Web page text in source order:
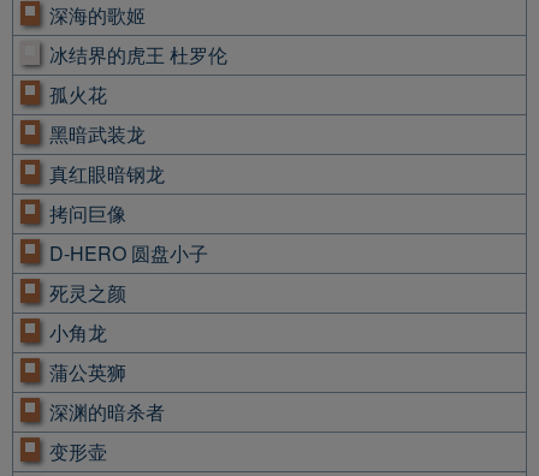
深海的歌姬
冰结界的虎王 杜罗伦
孤火花
黑暗武装龙
真红眼暗钢龙
拷问巨像
D-HERO 圆盘小子
死灵之颜
小角龙
蒲公英狮
深渊的暗杀者
变形壶